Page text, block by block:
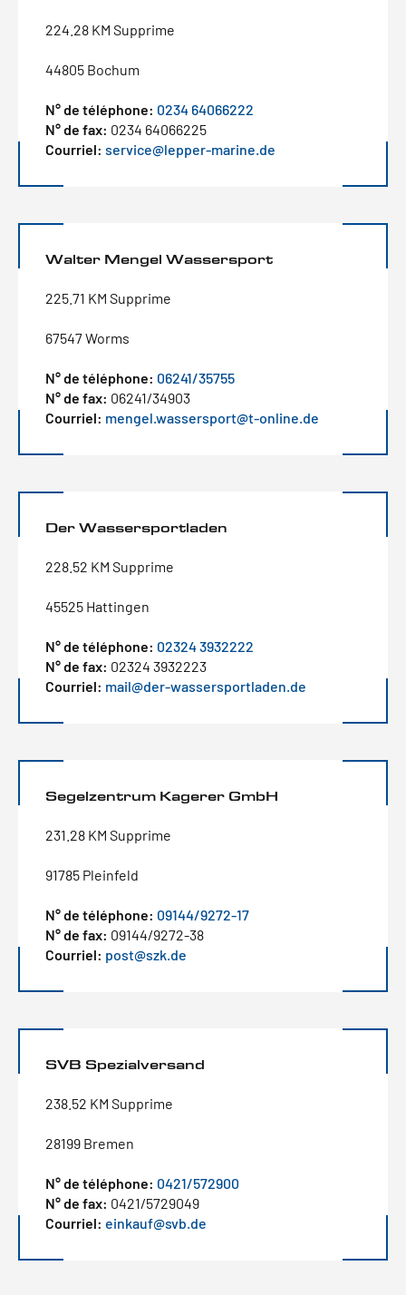
224.28 KM Supprime
44805 Bochum
N° de téléphone: 0234 64066222
N° de fax: 0234 64066225
Courriel: service@lepper-marine.de
Walter Mengel Wassersport
225.71 KM Supprime
67547 Worms
N° de téléphone: 06241/35755
N° de fax: 06241/34903
Courriel: mengel.wassersport@t-online.de
Der Wassersportladen
228.52 KM Supprime
45525 Hattingen
N° de téléphone: 02324 3932222
N° de fax: 02324 3932223
Courriel: mail@der-wassersportladen.de
Segelzentrum Kagerer GmbH
231.28 KM Supprime
91785 Pleinfeld
N° de téléphone: 09144/9272-17
N° de fax: 09144/9272-38
Courriel: post@szk.de
SVB Spezialversand
238.52 KM Supprime
28199 Bremen
N° de téléphone: 0421/572900
N° de fax: 0421/5729049
Courriel: einkauf@svb.de